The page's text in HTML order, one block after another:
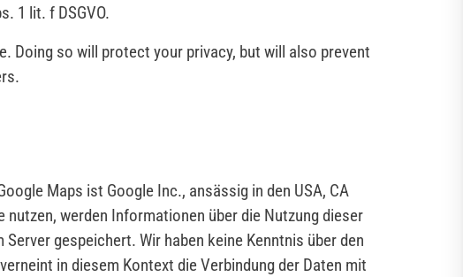
1 lit. f DSGVO.
Doing so will protect your privacy, but will also prevent
Maps ist Google Inc., ansässig in den USA, CA
nutzen, werden Informationen über die Nutzung dieser
gespeichert. Wir haben keine Kenntnis über den
in diesem Kontext die Verbindung der Daten mit